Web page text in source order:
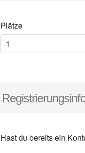
Plätze
Hast du bereits ein